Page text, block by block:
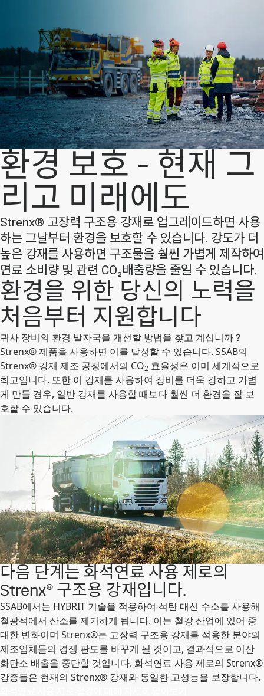
환경 보호 - 현재 그
리고 미래에도
Strenx® 고장력 구조용 강재로 업그레이드하면 사용
하는 그날부터 환경을 보호할 수 있습니다. 강도가 더
높은 강재를 사용하면 구조물을 훨씬 가볍게 제작하여
연료 소비량 및 관련 CO₂배출량을 줄일 수 있습니다.
환경을 위한 당신의 노력을
처음부터 지원합니다
귀사 장비의 환경 발자국을 개선할 방법을 찾고 계십니까？
Strenx® 제품을 사용하면 이를 달성할 수 있습니다. SSAB의
Strenx® 강재 제조 공정에서의 CO2 효율성은 이미 세계적으로
최고입니다. 또한 이 강재를 사용하여 장비를 더욱 강하고 가볍
게 만들 경우, 일반 강재를 사용할 때보다 훨씬 더 환경을 잘 보
호할 수 있습니다.
다음 단계는 화석연료 사용 제로의
Strenx® 구조용 강재입니다.
SSAB에서는 HYBRIT 기술을 적용하여 석탄 대신 수소를 사용해
철광석에서 산소를 제거하게 됩니다. 이는 철강 산업에 있어 중
대한 변화이며 Strenx®는 고장력 구조용 강재를 적용한 분야의
제조업체들의 경쟁 판도를 바꾸게 될 것이고, 결과적으로 이산
화탄소 배출을 중단할 것입니다. 화석연료 사용 제로의 Strenx®
강종들은 현재의 Strenx® 강재와 동일한 고성능을 보장합니다.